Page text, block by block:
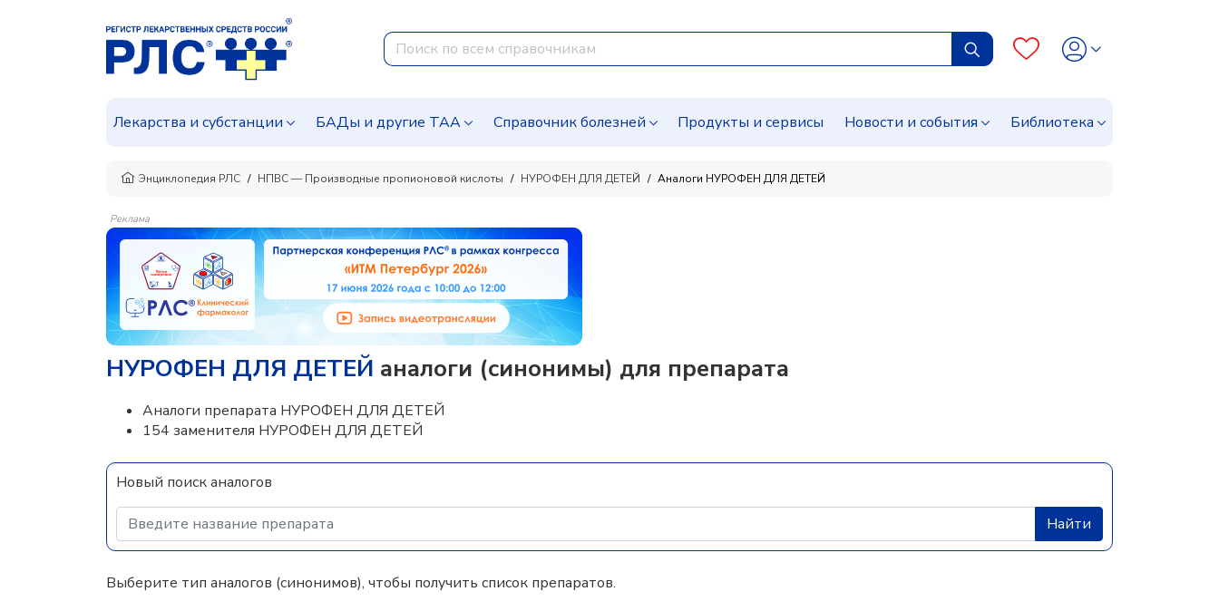
Лекарства и субстанции БАДы и другие ТАА Справочник болезней Продукты и сервисы Новости и события Библиотека
Энциклопедия РЛС НПВС — Производные пропионовой кислоты НУРОФЕН ДЛЯ ДЕТЕЙ Аналоги НУРОФЕН ДЛЯ ДЕТЕЙ
Реклама
НУРОФЕН ДЛЯ ДЕТЕЙ аналоги (синонимы) для препарата
Аналоги препарата НУРОФЕН ДЛЯ ДЕТЕЙ
154 заменителя НУРОФЕН ДЛЯ ДЕТЕЙ
Новый поиск аналогов
Найти
Выберите тип аналогов (синонимов), чтобы получить список препаратов.